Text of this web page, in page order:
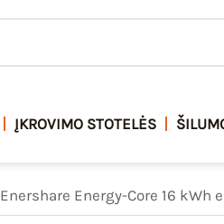
ĮKROVIMO STOTELĖS
Enershare Energy-Core 16
Enershare
Core
energijos